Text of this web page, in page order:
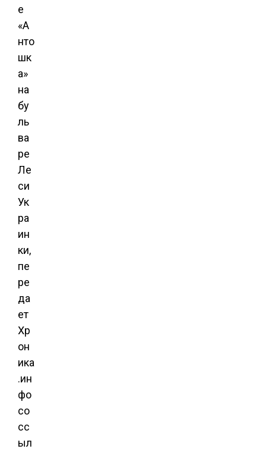
е
«А
нто
шк
а»
на
бу
ль
ва
ре
Ле
си
Ук
ра
ин
ки,
пе
ре
да
ет
Хр
он
ика
.ин
фо
со
сс
ыл